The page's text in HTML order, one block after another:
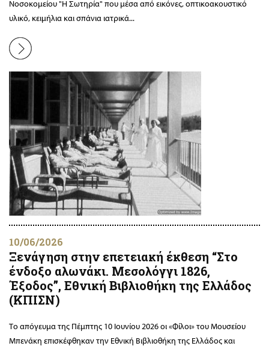
Νοσοκομείου "Η Σωτηρία" που μέσα από εικόνες, οπτικοακουστικό
υλικό, κειμήλια και σπάνια ιατρικά...
10/06/2026
Ξενάγηση στην επετειακή έκθεση “Στο
ένδοξο αλωνάκι. Μεσολόγγι 1826,
Έξοδος”, Εθνική Βιβλιοθήκη της Ελλάδος
(ΚΠΙΣΝ)
Το απόγευμα της Πέμπτης 10 Ιουνίου 2026 οι «Φίλοι» του Μουσείου
Μπενάκη επισκέφθηκαν την Εθνική Βιβλιοθήκη της Ελλάδος και